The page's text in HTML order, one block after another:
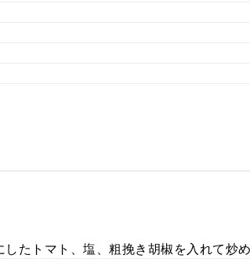
たトマト、塩、粗挽き胡椒を入れて炒め